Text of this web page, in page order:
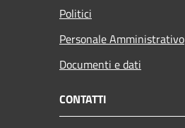
Politici
Personale Amministrativo
Documenti e dati
CONTATTI